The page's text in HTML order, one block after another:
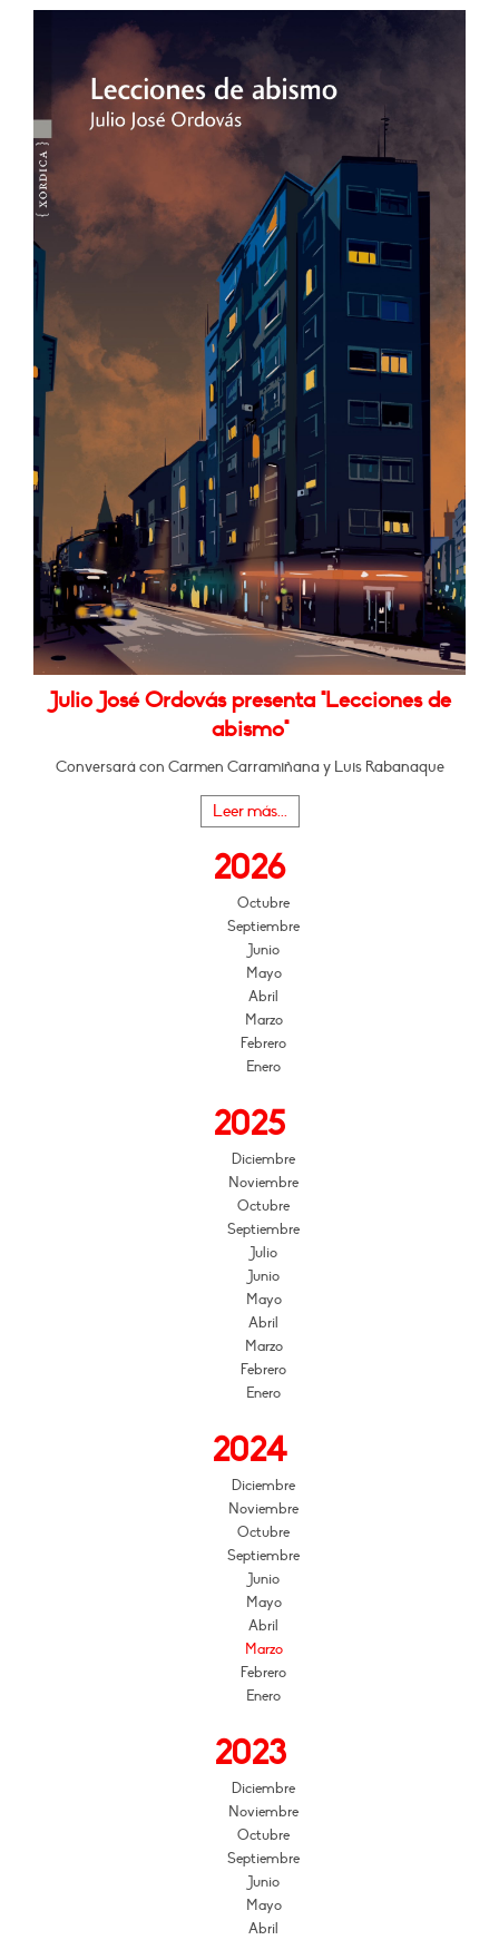
Julio José Ordovás presenta "Lecciones de
abismo"
Conversará con Carmen Carramiñana y Luis Rabanaque
Leer más...
2026
Octubre
Septiembre
Junio
Mayo
Abril
Marzo
Febrero
Enero
2025
Diciembre
Noviembre
Octubre
Septiembre
Julio
Junio
Mayo
Abril
Marzo
Febrero
Enero
2024
Diciembre
Noviembre
Octubre
Septiembre
Junio
Mayo
Abril
Marzo
Febrero
Enero
2023
Diciembre
Noviembre
Octubre
Septiembre
Junio
Mayo
Abril